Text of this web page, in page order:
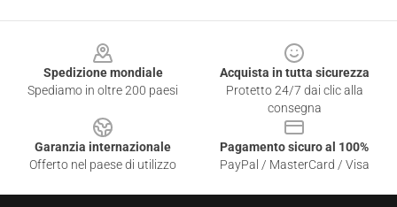
Spedizione mondiale
Spediamo in oltre 200 paesi
Acquista in tutta sicurezza
Protetto 24/7 dai clic alla
consegna
Garanzia internazionale
Offerto nel paese di utilizzo
Pagamento sicuro al 100%
PayPal / MasterCard / Visa